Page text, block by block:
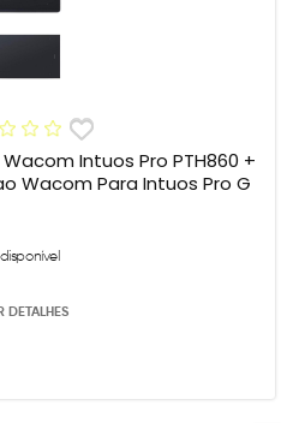
Intuos Pro PTH860 +
Wacom Para Intuos Pro G
DETALHES